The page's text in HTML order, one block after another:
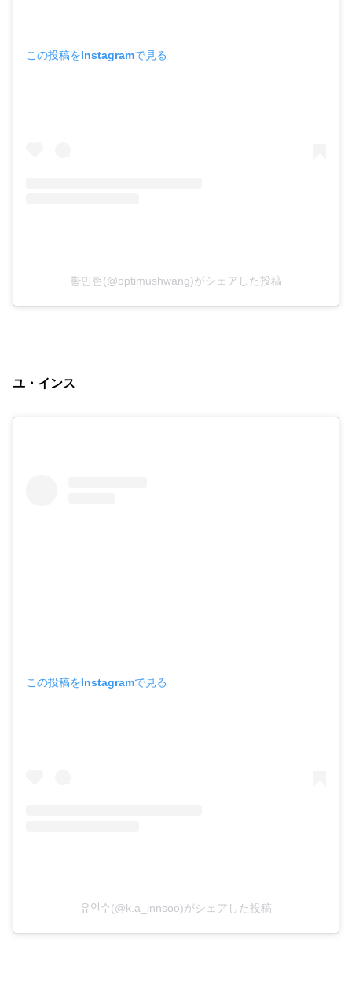
この投稿をInstagramで見る
황민현(@optimushwang)がシェアした投稿
ユ・インス
この投稿をInstagramで見る
유인수(@k.a_innsoo)がシェアした投稿